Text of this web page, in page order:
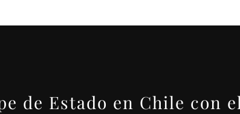
de Estado en Chile con